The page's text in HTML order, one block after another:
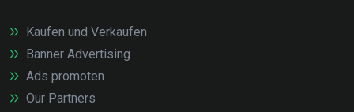
Kaufen und Verkaufen
Banner Advertising
Ads promoten
Our Partners